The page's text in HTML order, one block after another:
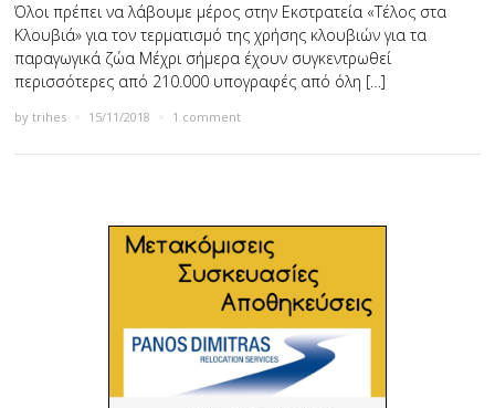
Όλοι πρέπει να λάβουμε μέρος στην Εκστρατεία «Τέλος στα
Κλουβιά» για τον τερματισμό της χρήσης κλουβιών για τα
παραγωγικά ζώα Μέχρι σήμερα έχουν συγκεντρωθεί
περισσότερες από 210.000 υπογραφές από όλη […]
bytrihes 15/11/2018 1 comment